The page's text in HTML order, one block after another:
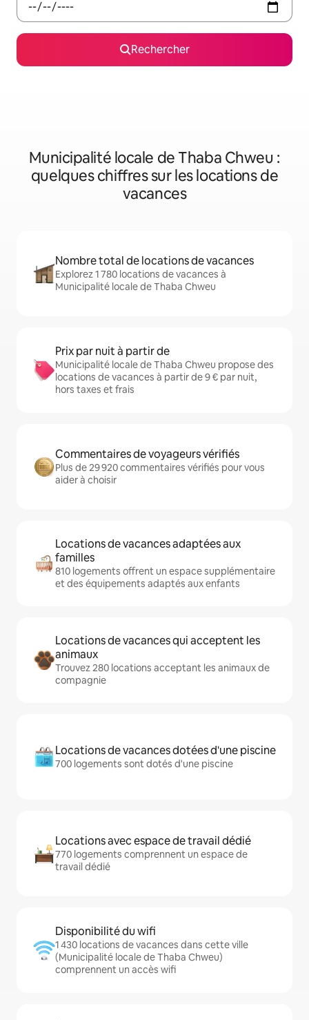
Rechercher
Municipalité locale de Thaba Chweu :
quelques chiffres sur les locations de
vacances
Nombre total de locations de vacances
Explorez 1 780 locations de vacances à
Municipalité locale de Thaba Chweu
Prix par nuit à partir de
Municipalité locale de Thaba Chweu propose des
locations de vacances à partir de 9 € par nuit,
hors taxes et frais
Commentaires de voyageurs vérifiés
Plus de 29 920 commentaires vérifiés pour vous
aider à choisir
Locations de vacances adaptées aux
familles
810 logements offrent un espace supplémentaire
et des équipements adaptés aux enfants
Locations de vacances qui acceptent les
animaux
Trouvez 280 locations acceptant les animaux de
compagnie
Locations de vacances dotées d'une piscine
700 logements sont dotés d'une piscine
Locations avec espace de travail dédié
770 logements comprennent un espace de
travail dédié
Disponibilité du wifi
1 430 locations de vacances dans cette ville
(Municipalité locale de Thaba Chweu)
comprennent un accès wifi